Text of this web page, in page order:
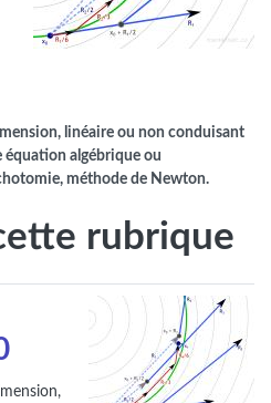
linéaire ou non conduisant
équation algébrique ou
méthode de Newton.
rubrique